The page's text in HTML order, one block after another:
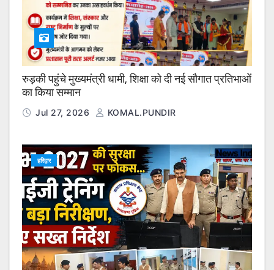
रुड़की पहुंचे मुख्यमंत्री धामी, शिक्षा को दी नई सौगात प्रतिभाओं
का किया सम्मान
Jul 27, 2026 KOMAL.PUNDIR
हरिद्वार